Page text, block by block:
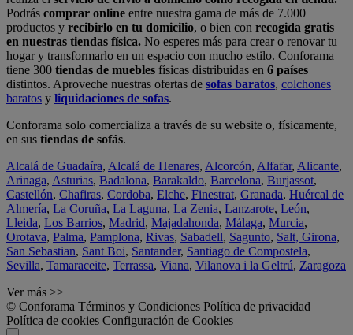
Podrás comprar online entre nuestra gama de más de 7.000
productos y recibirlo en tu domicilio, o bien con recogida gratis
en nuestras tiendas física. No esperes más para crear o renovar tu
hogar y transformarlo en un espacio con mucho estilo. Conforama
tiene 300 tiendas de muebles físicas distribuidas en 6 países
distintos. Aproveche nuestras ofertas de sofas baratos, colchones
baratos y liquidaciones de sofas.
Conforama solo comercializa a través de su website o, físicamente,
en sus tiendas de sofás.
Alcalá de Guadaíra, Alcalá de Henares, Alcorcón, Alfafar, Alicante,
Arinaga, Asturias, Badalona, Barakaldo, Barcelona, Burjassot,
Castellón, Chafiras, Cordoba, Elche, Finestrat, Granada, Huércal de
Almería, La Coruña, La Laguna, La Zenia, Lanzarote, León,
Lleida, Los Barrios, Madrid, Majadahonda, Málaga, Murcia,
Orotava, Palma, Pamplona, Rivas, Sabadell, Sagunto, Salt, Girona,
San Sebastian, Sant Boi, Santander, Santiago de Compostela,
Sevilla, Tamaraceite, Terrassa, Viana, Vilanova i la Geltrú, Zaragoza
Ver más >>
© Conforama Términos y Condiciones Política de privacidad
Política de cookies Configuración de Cookies